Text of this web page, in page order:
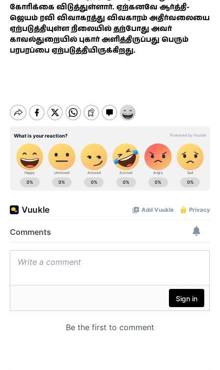
கோரிக்கை விடுத்துள்ளார். ஏற்கனவே ஆர்த்தி-
ஜெயம் ரவி விவாகரத்து விவகாரம் அதிர்வலையை
ஏற்படுத்தியுள்ள நிலையில் தற்போது அவர்
காவல்துறையில் புகார் அளித்திருப்பது பெரும்
பரபரப்பை ஏற்படுத்தியிருக்கிறது.